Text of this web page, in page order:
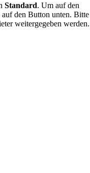
Standard. Um auf den
den Button unten. Bitte
weitergegeben werden.